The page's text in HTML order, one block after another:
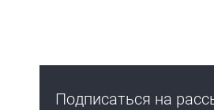
Подписаться на